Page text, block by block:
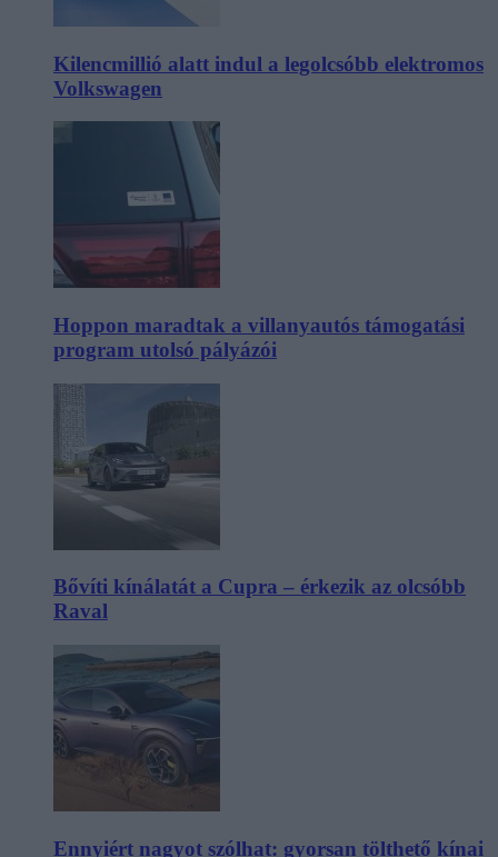
Kilencmillió alatt indul a legolcsóbb elektromos
Volkswagen
Hoppon maradtak a villanyautós támogatási
program utolsó pályázói
Bővíti kínálatát a Cupra – érkezik az olcsóbb
Raval
Ennyiért nagyot szólhat: gyorsan tölthető kínai